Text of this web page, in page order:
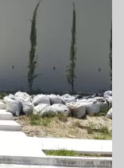
ILHÉUS